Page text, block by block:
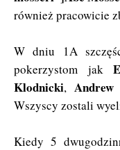
również pracowicie
W dniu 1A
pokerzystom jak
Klodnicki, Andrew
Wszyscy zostali
Kiedy 5